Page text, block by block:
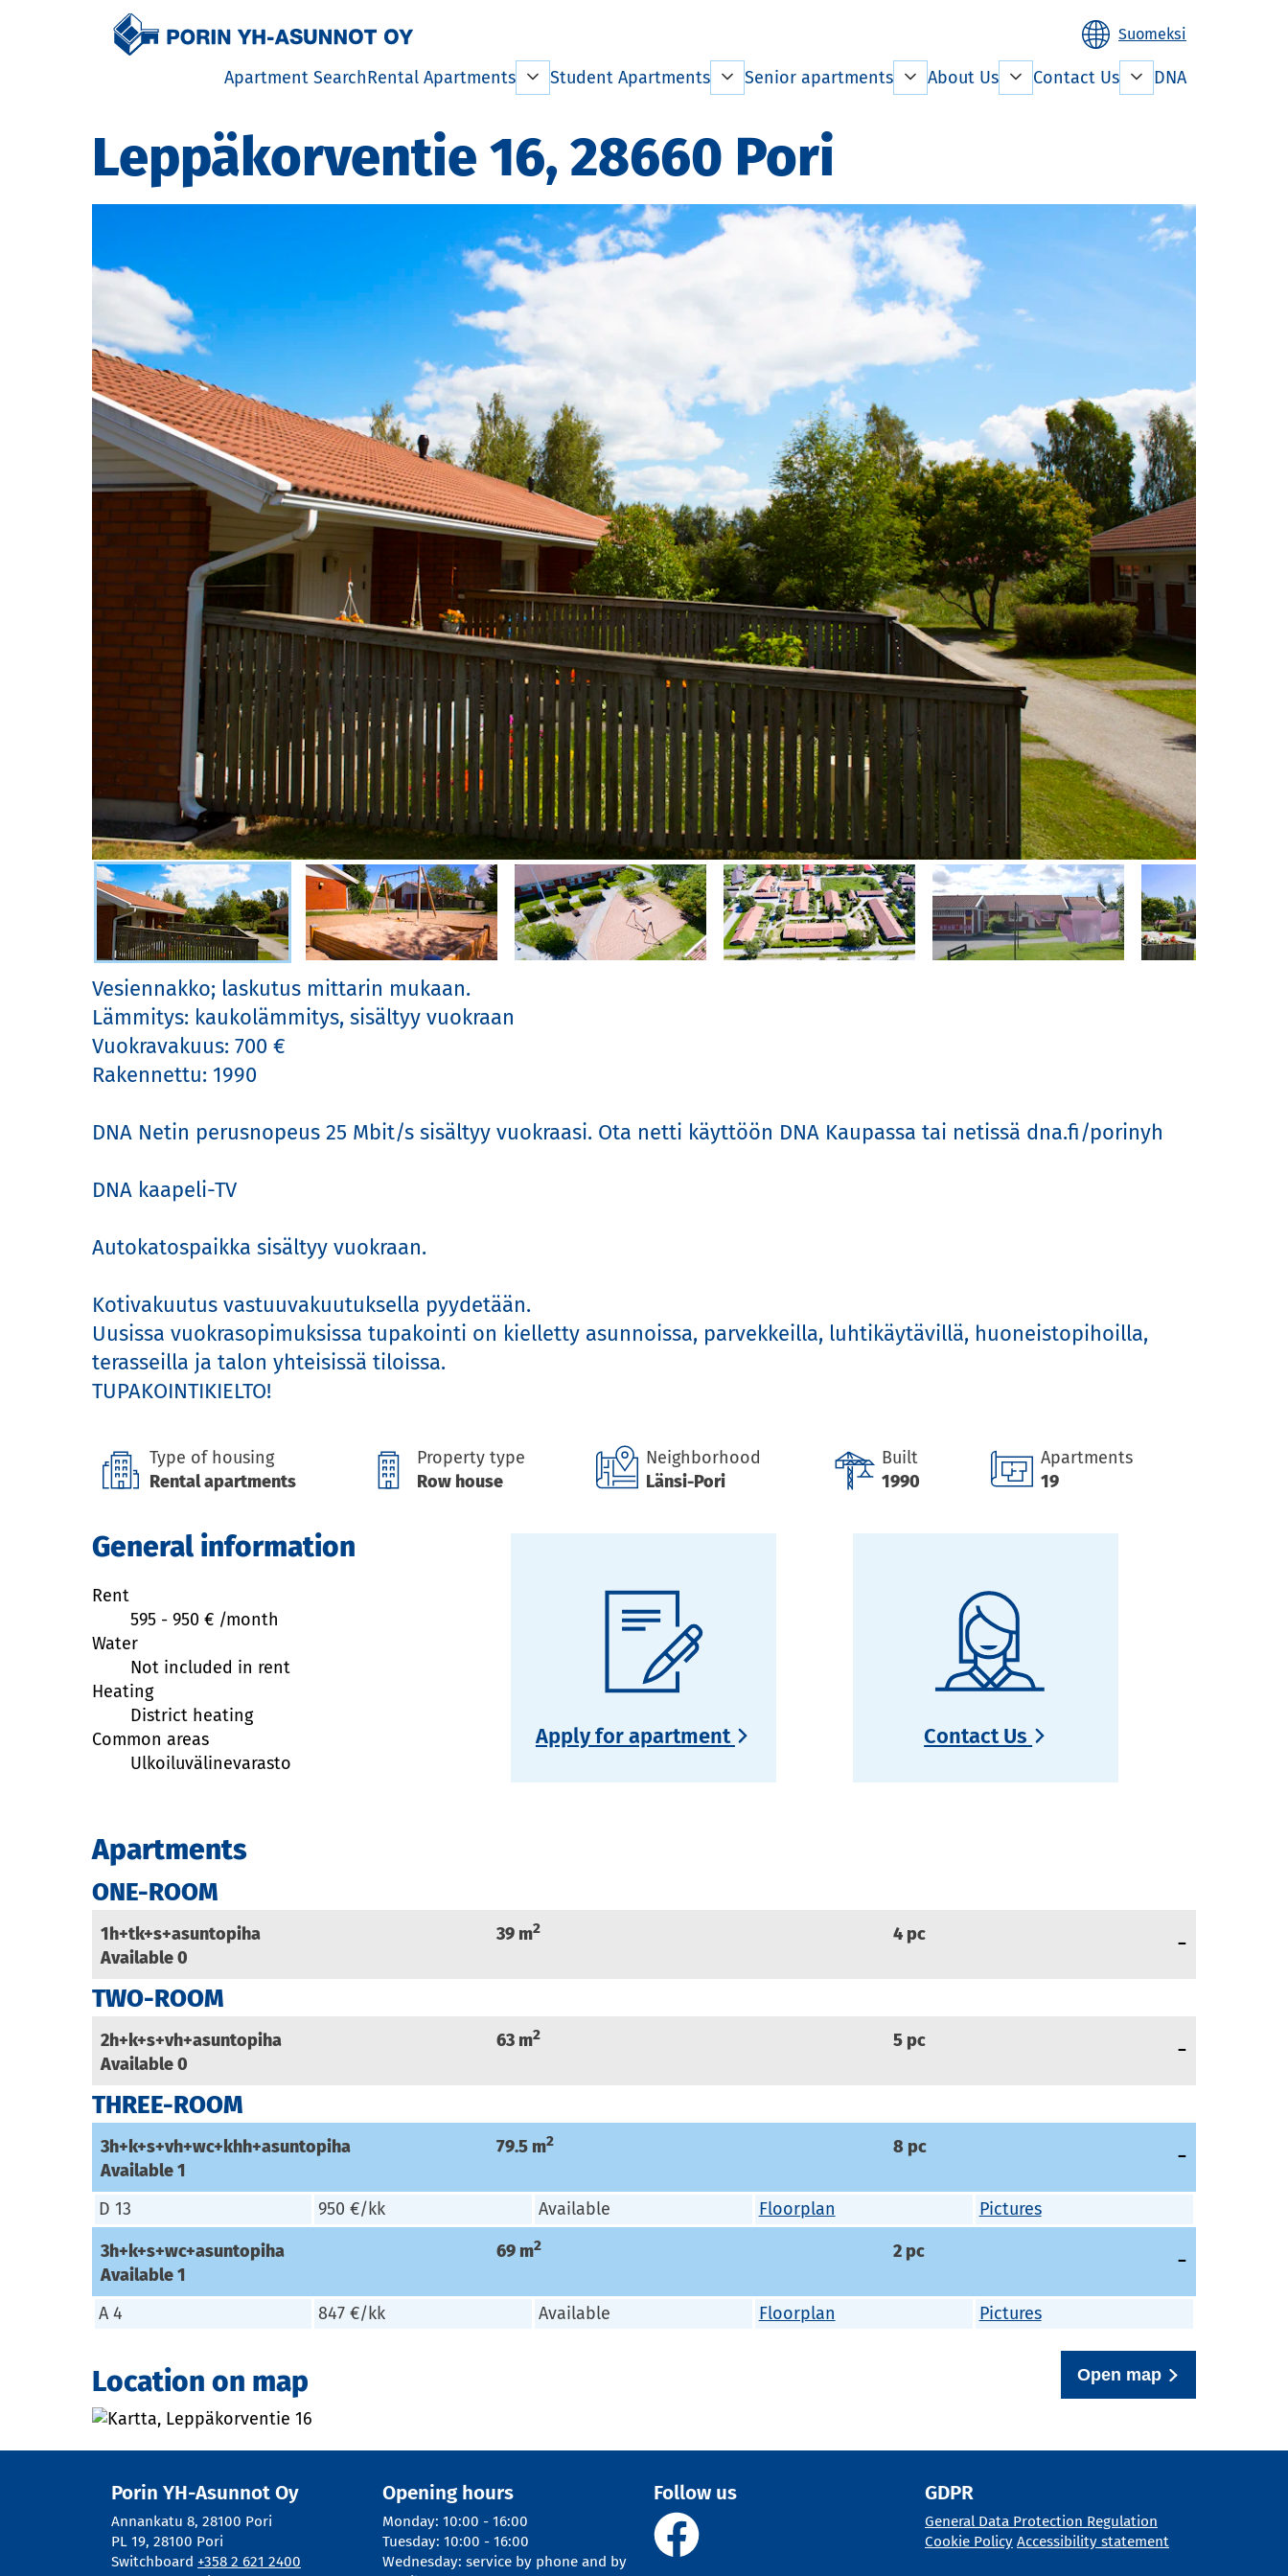
Etusivulle
Suomeksi
Apartment SearchRental Apartments
district
Tenant information
Pricelist
House Rules
Exceptional
situations
Terminating the lease
Frequently asked
questions
Student Apartments
Tenant information
Student City Pori
Pricelist
situations
Terminating the lease
Student stories
Senior apartments
Tenant information
Pricelist
House Rules
Terminating the lease
Homes for the Aged
About Us Contact Us DNA
Leppäkorventie 16, 28660 Pori
Valitse kuva
Vesiennakko; laskutus mittarin mukaan.
Lämmitys: kaukolämmitys, sisältyy vuokraan
Vuokravakuus: 700 €
Rakennettu: 1990
DNA Netin perusnopeus 25 Mbit/s sisältyy vuokraasi. Ota netti käyttöön DNA Kaupassa tai netissä dna.fi/porinyh
DNA kaapeli-TV
Autokatospaikka sisältyy vuokraan.
Kotivakuutus vastuuvakuutuksella pyydetään.
Uusissa vuokrasopimuksissa tupakointi on kielletty asunnoissa, parvekkeilla, luhtikäytävillä, huoneistopihoilla,
terasseilla ja talon yhteisissä tiloissa.
TUPAKOINTIKIELTO!
Type of housing
Rental apartments
Property type
Row house
Neighborhood
Länsi-Pori
Built
1990
Apartments
19
General information
Rent
595 - 950 € /month
Water
Not included in rent
Heating
District heating
Common areas
Ulkoiluvälinevarasto
Apply for apartment Contact Us
Apartments
ONE-ROOM
1h+tk+s+asuntopiha 39 m2 4 pc
Available0
TWO-ROOM
2h+k+s+vh+asuntopiha 63 m2 5 pc
Available0
THREE-ROOM
3h+k+s+vh+wc+khh+asuntopiha 79.5 m2 8 pc
Available1
D 13
950 €/kk Available Floorplan
Pictures
3h+k+s+wc+asuntopiha
69 m2 2 pc
Available1
A 4
847 €/kk Available Floorplan Pictures
Location on map Open map
Porin YH-Asunnot Oy
Annankatu 8, 28100 Pori
PL 19, 28100 Pori
Switchboard +358 2 621 2400
Opening hours
Monday: 10:00 - 16:00
Tuesday: 10:00 - 16:00
Wednesday: service by phone and by
Follow us GDPR
General Data Protection Regulation
Cookie Policy Accessibility statement